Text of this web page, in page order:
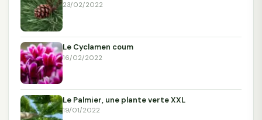
23/02/2022
Le Cyclamen coum
16/02/2022
Le Palmier, une plante verte XXL
19/01/2022